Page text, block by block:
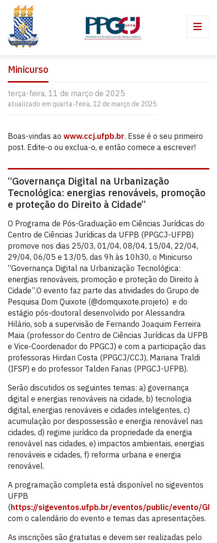
Minicurso
terça-feira, 11 de março de 2025
atualizado em quarta-feira, 12 de março de 2025
Boas-vindas ao www.ccj.ufpb.br. Esse é o seu primeiro
post. Edite-o ou exclua-o, e então comece a escrever!
“Governança Digital na Urbanização
Tecnológica: energias renováveis, promoção
e proteção do Direito à Cidade”
O Programa de Pós-Graduação em Ciências Jurídicas do
Centro de Ciências Jurídicas da UFPB (PPGCJ-UFPB)
promove nos dias 25/03, 01/04, 08/04, 15/04, 22/04,
29/04, 06/05 e 13/05, das 9h às 10h30, o Minicurso
“Governança Digital na Urbanização Tecnológica:
energias renováveis, promoção e proteção do Direito à
Cidade”.O evento faz parte das atividades do Grupo de
Pesquisa Dom Quixote (@domquixote.projeto) e do
estágio pós-doutoral desenvolvido por Alessandra
Hilário, sob a supervisão de Fernando Joaquim Ferreira
Maia (professor do Centro de Ciências Jurídicas da UFPB
e Vice-Coordenador do PPGCJ) e com a participação das
professoras Hirdan Costa (PPGCJ/CCJ), Mariana Traldi
(IFSP) e do professor Talden Farias (PPGCJ-UFPB).
Serão discutidos os seguintes temas: a) governança
digital e energias renováveis na cidade, b) tecnologia
digital, energias renováveis e cidades inteligentes, c)
acumulação por despossessão e energia renovável nas
cidades, d) regime jurídico da propriedade da energia
renovável nas cidades, e) impactos ambientais, energias
renováveis e cidades, f) reforma urbana e energia
renovável.
A programação completa está disponível no sigeventos
UFPB
(https://sigeventos.ufpb.br/eventos/public/evento/
com o calendário do evento e temas das apresentações.
As inscrições são gratuitas e devem ser realizadas pelo